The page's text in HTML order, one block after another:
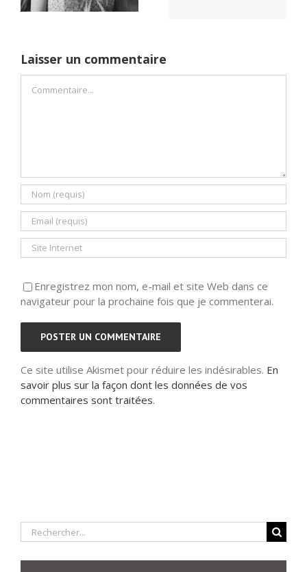
Laisser un commentaire
Enregistrez mon nom, e-mail et site Web dans ce
navigateur pour la prochaine fois que je commenterai.
Ce site utilise Akismet pour réduire les indésirables. En
savoir plus sur la façon dont les données de vos
commentaires sont traitées.
Rechercher: